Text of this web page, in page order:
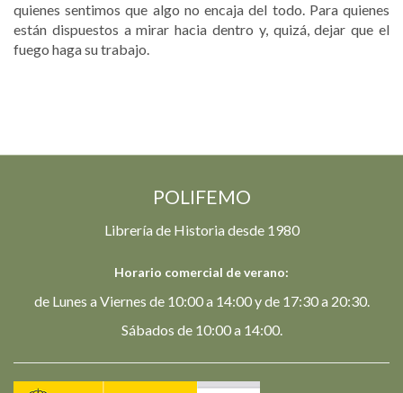
quienes sentimos que algo no encaja del todo. Para quienes
están dispuestos a mirar hacia dentro y, quizá, dejar que el
fuego haga su trabajo.
POLIFEMO
Librería de Historia desde 1980
Horario comercial de verano:
de Lunes a Viernes de 10:00 a 14:00 y de 17:30 a 20:30.
Sábados de 10:00 a 14:00.